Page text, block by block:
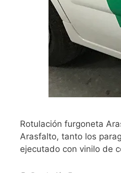
Rotulación furgoneta
Arasfalto, tanto los
ejecutado con vinilo de